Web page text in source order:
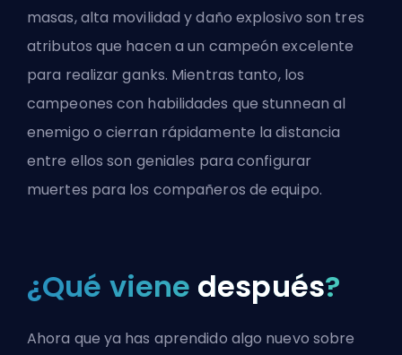
masas, alta movilidad y daño explosivo son tres
atributos que hacen a un campeón excelente
para realizar ganks. Mientras tanto, los
campeones con habilidades que stunnean al
enemigo o cierran rápidamente la distancia
entre ellos son geniales para configurar
muertes para los compañeros de equipo.
¿Qué viene después?
Ahora que ya has aprendido algo nuevo sobre